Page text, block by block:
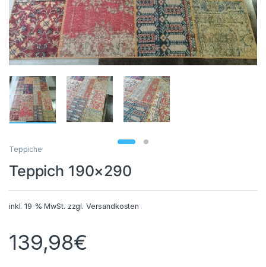
Teppiche
Teppich 190×290
inkl. 19 % MwSt. zzgl. Versandkosten
139,98€